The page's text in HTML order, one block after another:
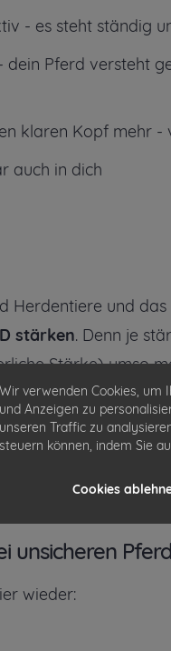
- es steht ständig
dein Pferd versteht
klaren Kopf mehr -
auch in dich
Herdentiere und
stärken. Denn je
Stärke) umso
und wenn wir
- weil es dich
unsicheren
wieder:
Wir verwenden Cookies, um
und Anzeigen zu
unseren Traffic zu
steuern können, indem Sie
Cookies